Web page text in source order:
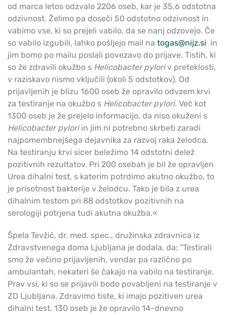
od marca letos odzvalo 2206 oseb, kar je 35,6 odstotna
odzivnost. Želimo pa doseči 50 odstotno odzivnost in
vabimo vse, ki so prejeli vabilo, da se nanj odzovejo. Če
so vabilo izgubili, lahko pošljejo mail na togas@nijz.si in
jim bomo po mailu poslali povezavo do prijave. Tistih, ki
so že zdravili okužbo s Helicobacter pyloriv preteklosti,
v raziskavo nismo vključili (okoli 5 odstotkov). Od
prijavljenih je blizu 1600 oseb že opravilo odvzem krvi
za testiranje na okužbo s Helicobacter pylori. Več kot
1300 oseb je že prejelo informacijo, da niso okuženi s
Helicobacter pyloriin jim ni potrebno skrbeti zaradi
najpomembnejšega dejavnika za razvoj raka želodca.
Na testiranju krvi sicer beležimo 14 odstotni delež
pozitivnih rezultatov. Pri 200 osebah je bil že opravljen
Urea dihalni test, s katerim potrdimo akutno okužbo, to
je prisotnost bakterije v želodcu. Tako je bila z urea
dihalnim testom pri 88 odstotkov pozitivnih na
serologiji potrjena tudi akutna okužba.«
Špela Tevžič, dr. med. spec., družinska zdravnica iz
Zdravstvenega doma Ljubljana je dodala, da: “Testirali
smo že večino prijavljenih, vendar pa različno po
ambulantah, nekateri še čakajo na vabilo na testiranje.
Prav vsi, ki so se prijavili bodo povabljeni na testiranje v
ZD Ljubljana. Zdravimo tiste, ki imajo pozitiven urea
dihalni test. 130 oseb je že opravilo 14-dnevno